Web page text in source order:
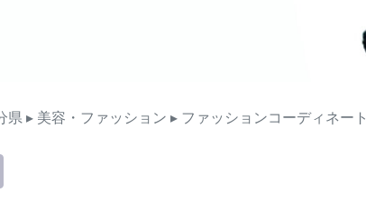
県 ▸ 美容・ファッション ▸ ファッションコーディネート